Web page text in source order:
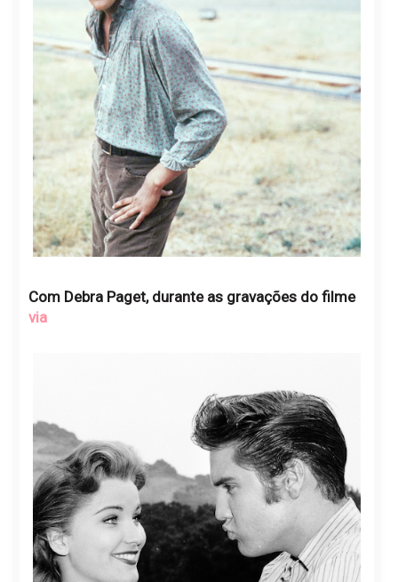
Com Debra Paget, durante as gravações do filme
via